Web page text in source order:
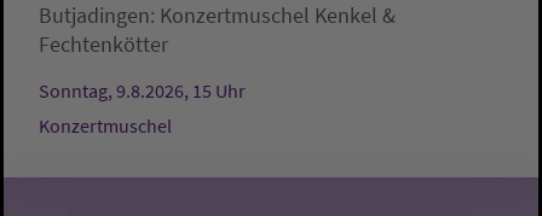
Butjadingen: Konzertmuschel Kenkel &
Fechtenkötter
Sonntag, 9.8.2026, 15 Uhr
Konzertmuschel